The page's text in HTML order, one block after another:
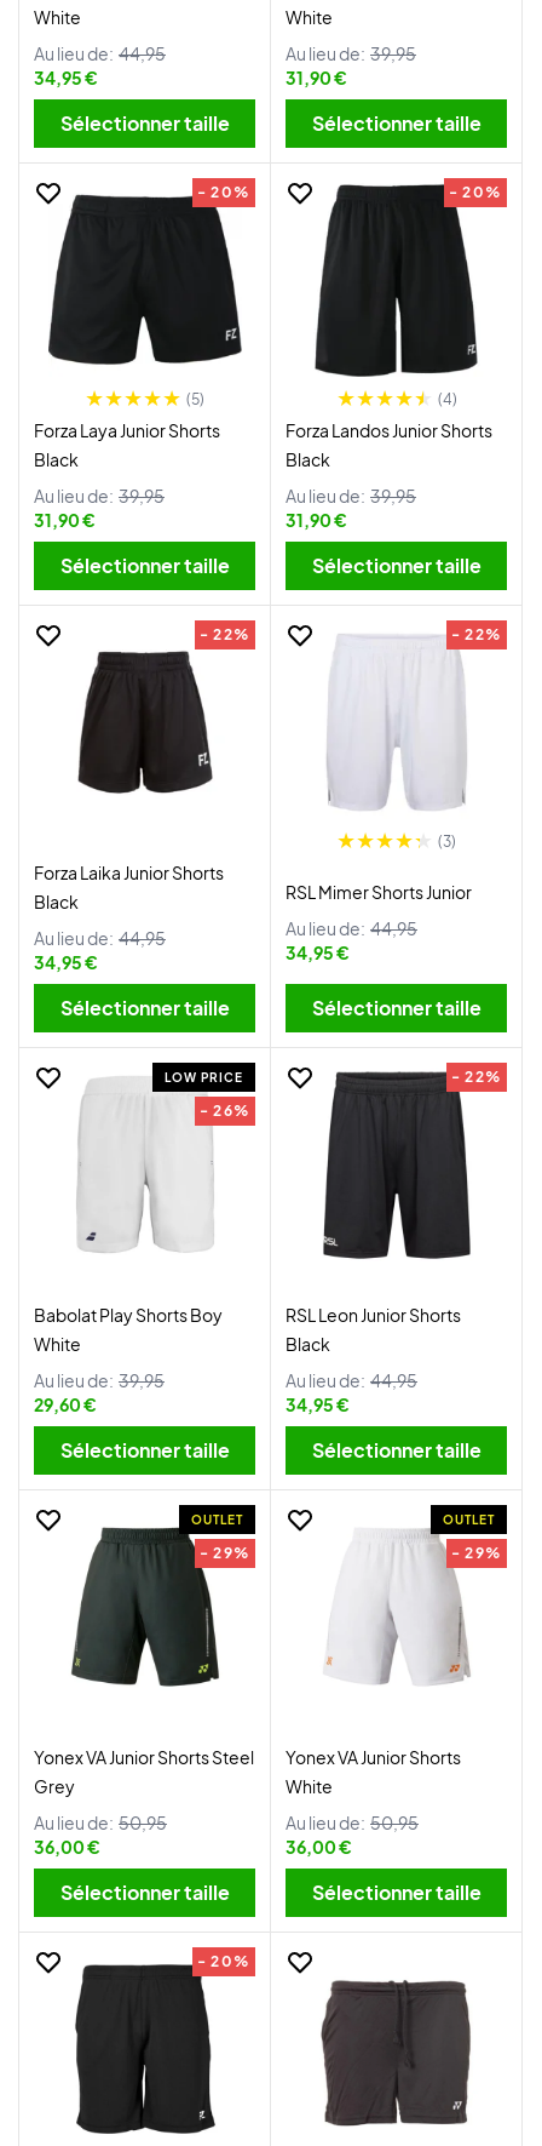
White
Au lieu de: 44,95
34,95 €
Sélectionner taille
White
Au lieu de: 39,95
31,90 €
Sélectionner taille
- 20%
(5)
Forza Laya Junior Shorts
Black
Au lieu de: 39,95
31,90 €
Sélectionner taille
- 20%
(4)
Forza Landos Junior Shorts
Black
Au lieu de: 39,95
31,90 €
Sélectionner taille
- 22%
Forza Laika Junior Shorts
Black
Au lieu de: 44,95
34,95 €
Sélectionner taille
- 22%
(3)
RSL Mimer Shorts Junior
Au lieu de: 44,95
34,95 €
Sélectionner taille
LOW PRICE
- 26%
Babolat Play Shorts Boy
White
Au lieu de: 39,95
29,60 €
Sélectionner taille
- 22%
RSL Leon Junior Shorts
Black
Au lieu de: 44,95
34,95 €
Sélectionner taille
OUTLET
- 29%
Yonex VA Junior Shorts Steel
Grey
Au lieu de: 50,95
36,00 €
Sélectionner taille
OUTLET
- 29%
Yonex VA Junior Shorts
White
Au lieu de: 50,95
36,00 €
Sélectionner taille
- 20%